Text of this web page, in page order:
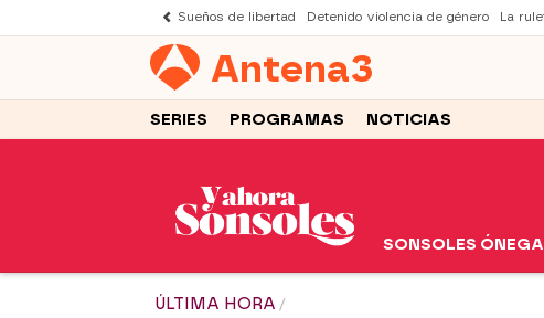
Sueños de libertad Detenido violencia de género La
Antena3
SERIES PROGRAMAS NOTICIAS
SONSOLES ÓNEGA
ÚLTIMA HORA